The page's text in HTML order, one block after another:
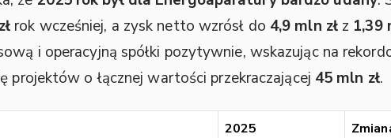
rok wcześniej, a zysk netto wzrósł do 4,9 mln złz 1,39
i operacyjną spółki pozytywnie, wskazując na
projektów o łącznej wartości przekraczającej 45 mln zł.
2025